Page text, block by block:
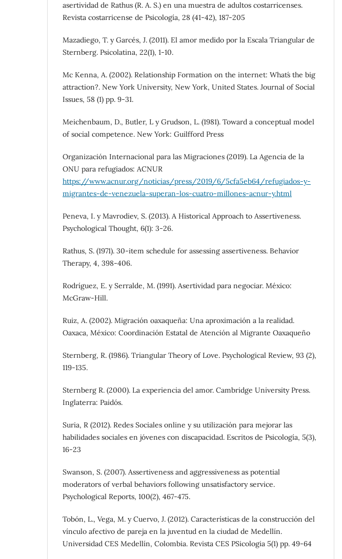
asertividad de Rathus (R. A. S.) en una muestra de adultos costarricenses.
Revista costarricense de Psicología, 28 (41-42), 187-205
Mazadiego, T. y Garcés, J. (2011). El amor medido por la Escala Triangular de
Sternberg. Psicolatina, 22(1), 1-10.
Mc Kenna, A. (2002). Relationship Formation on the internet: What´s the big
attraction?. New York University, New York, United States. Journal of Social
Issues, 58 (1) pp. 9-31.
Meichenbaum, D., Butler, L y Grudson, L. (1981). Toward a conceptual model
of social competence. New York: Guilfford Press
Organización Internacional para las Migraciones (2019). La Agencia de la
ONU para refugiados: ACNUR
https://www.acnur.org/noticias/press/2019/6/5cfa5eb64/refugiados-y-
migrantes-de-venezuela-superan-los-cuatro-millones-acnur-y.html
Peneva, I. y Mavrodiev, S. (2013). A Historical Approach to Assertiveness.
Psychological Thought, 6(1): 3-26.
Rathus, S. (1971). 30-item schedule for assessing assertiveness. Behavior
Therapy, 4, 398-406.
Rodríguez, E. y Serralde, M. (1991). Asertividad para negociar. México:
McGraw-Hill.
Ruiz, A. (2002). Migración oaxaqueña: Una aproximación a la realidad.
Oaxaca, México: Coordinación Estatal de Atención al Migrante Oaxaqueño
Sternberg, R. (1986). Triangular Theory of Love. Psychological Review, 93 (2),
119-135.
Sternberg R. (2000). La experiencia del amor. Cambridge University Press.
Inglaterra: Paidós.
Suria, R (2012). Redes Sociales online y su utilización para mejorar las
habilidades sociales en jóvenes con discapacidad. Escritos de Psicología, 5(3),
16-23
Swanson, S. (2007). Assertiveness and aggressiveness as potential
moderators of verbal behaviors following unsatisfactory service.
Psychological Reports, 100(2), 467-475.
Tobón, L., Vega, M. y Cuervo, J. (2012). Características de la construcción del
vínculo afectivo de pareja en la juventud en la ciudad de Medellín.
Universidad CES Medellín, Colombia. Revista CES PSicologia 5(1) pp. 49-64